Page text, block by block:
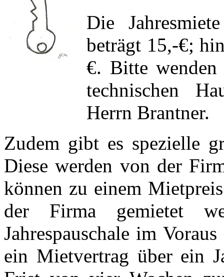
Die
beträgt 15,-€;
€. Bitte wenden
technischen
Herrn Brantner.
Zudem gibt es spezielle
Diese werden von der
können zu einem
der Firma gemietet
Jahrespauschale im
ein Mietvertrag über ein